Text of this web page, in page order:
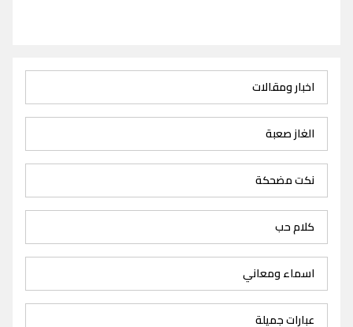
اخبار ومقالات
الغاز صعبة
نكت مضحكة
كلام حب
اسماء ومعاني
عبارات جميلة